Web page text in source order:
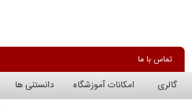
تماس با ما
گالری امکانات آموزشگاه دانستنی ها